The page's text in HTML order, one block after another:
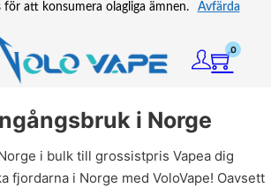
för att konsumera olagliga ämnen.
Avfärda
0
i Norge
i bulk till grossistpris Vapea dig
fjordarna i Norge med VoloVape! Oavsett